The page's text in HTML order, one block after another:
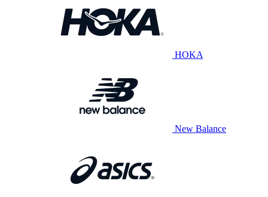
HOKA
New Balance